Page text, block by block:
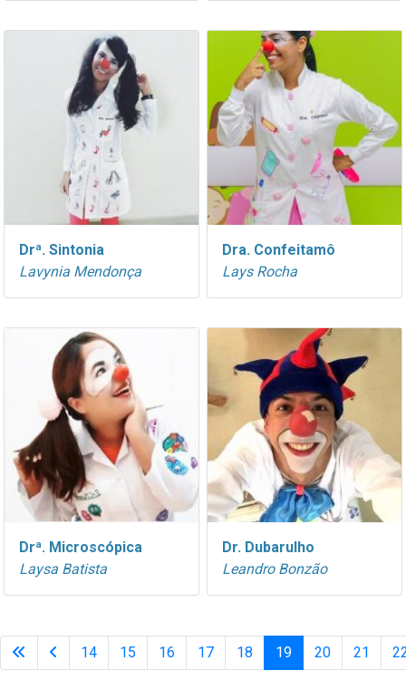
Drª. Sintonia
Lavynia Mendonça
Dra. Confeitamô
Lays Rocha
Drª. Microscópica
Laysa Batista
Dr. Dubarulho
Leandro Bonzão
14 15 16 17 18 19 20 21